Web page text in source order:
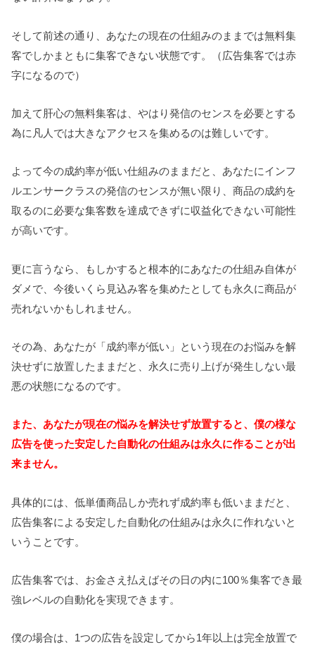
そして前述の通り、あなたの現在の仕組みのままでは無料集
客でしかまともに集客できない状態です。（広告集客では赤
字になるので）
加えて肝心の無料集客は、やはり発信のセンスを必要とする
為に凡人では大きなアクセスを集めるのは難しいです。
よって今の成約率が低い仕組みのままだと、あなたにインフ
ルエンサークラスの発信のセンスが無い限り、商品の成約を
取るのに必要な集客数を達成できずに収益化できない可能性
が高いです。
更に言うなら、もしかすると根本的にあなたの仕組み自体が
ダメで、今後いくら見込み客を集めたとしても永久に商品が
売れないかもしれません。
その為、あなたが「成約率が低い」という現在のお悩みを解
決せずに放置したままだと、永久に売り上げが発生しない最
悪の状態になるのです。
また、あなたが現在の悩みを解決せず放置すると、僕の様な
広告を使った安定した自動化の仕組みは永久に作ることが出
来ません。
具体的には、低単価商品しか売れず成約率も低いままだと、
広告集客による安定した自動化の仕組みは永久に作れないと
いうことです。
広告集客では、お金さえ払えばその日の内に100％集客でき最
強レベルの自動化を実現できます。
僕の場合は、1つの広告を設定してから1年以上は完全放置で